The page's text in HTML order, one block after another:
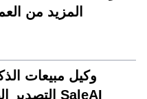
المزيد من
وكيل مبيعات
التصدير الصفقات بشكل أسرع باستخدام SaleAI